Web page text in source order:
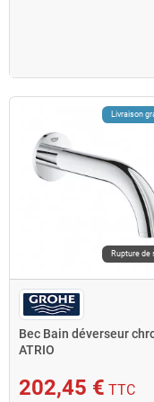
Livraison
Rupture de
Bec Bain déverseur
ATRIO
202,45 € TTC